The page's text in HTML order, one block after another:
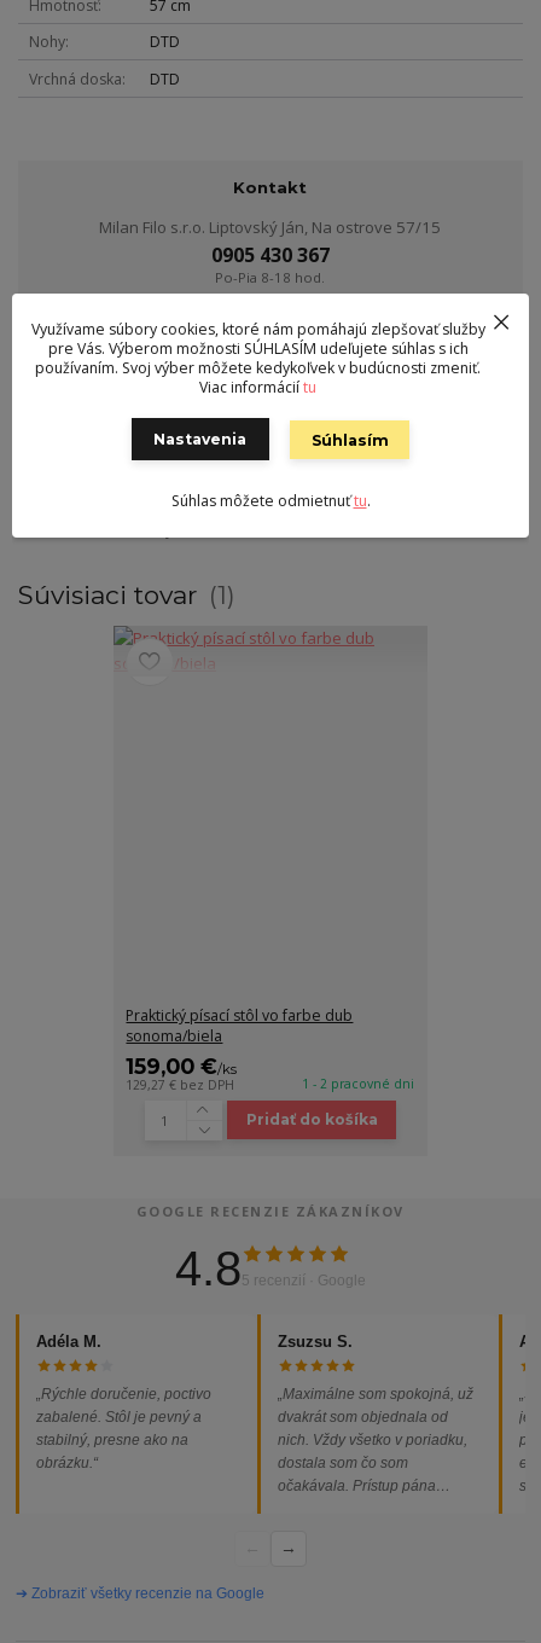
Hmotnosť
57 cm
Nohy
DTD
Vrchná doska
DTD
Kontakt
Milan Filo s.r.o. Liptovský Ján, Na ostrove 57/15
0905 430 367
Po-Pia 8-18 hod.
obchod@nabytoktiffany.sk
Tovar zaradený v kategóriách
Písacie a PC stoly
Súvisiaci tovar 1
Praktický písací stôl vo farbe dub
sonoma/biela
159,00 €/ks
129,27 € bez DPH 1 - 2 pracovné dni
Pridať do košíka
GOOGLE RECENZIE ZÁKAZNÍKOV
4.85 recenzií · Google
Adéla M.
„Rýchle doručenie, poctivo
zabalené. Stôl je pevný a
stabilný, presne ako na
obrázku.“
Zsuzsu S.
„Maximálne som spokojná, už
dvakrát som objednala od
nich. Vždy všetko v poriadku,
dostala som čo som
očakávala. Prístup pána
problémov. Vrele odporúčam!“
→
➔ Zobraziť všetky recenzie na Google
Využívame súbory cookies, ktoré nám pomáhajú zlepšovať služby
pre Vás. Výberom možnosti SÚHLASÍM udeľujete súhlas s ich
používaním. Svoj výber môžete kedykoľvek v budúcnosti zmeniť.
Viac informáciítu
Nastavenia Súhlasím
Súhlas môžete odmietnuťtu.